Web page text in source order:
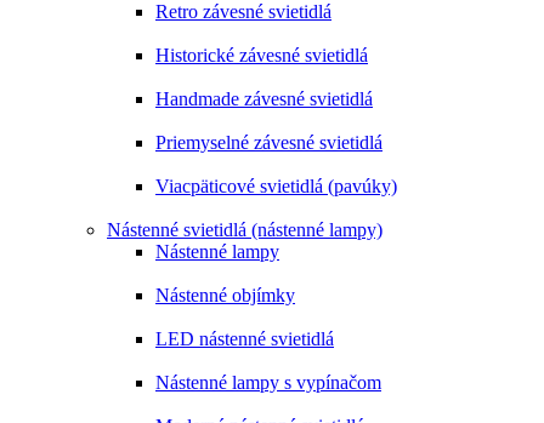
Retro závesné svietidlá
Historické závesné svietidlá
Handmade závesné svietidlá
Priemyselné závesné svietidlá
Viacpäticové svietidlá (pavúky)
Nástenné svietidlá (nástenné lampy)
Nástenné lampy
Nástenné objímky
LED nástenné svietidlá
Nástenné lampy s vypínačom